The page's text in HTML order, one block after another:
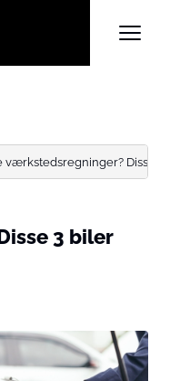
værkstedsregninger? Disse
3 biler